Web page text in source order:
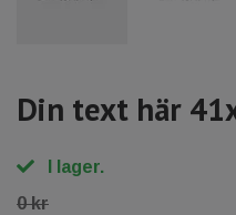
Din text här
I lager.
0 kr